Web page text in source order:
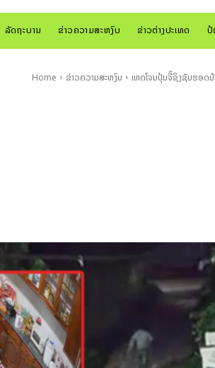
ລັດຖະບານ ຂ່າວຄວາມສະຫງົບ ຂ່າວຕ່າງປະເທດ ປ້
Home ຂ່າວຄວາມສະຫງົບ ເຫດໂຈນປຸ້ນຈີ້ຊິງຊັບຮອດບ້